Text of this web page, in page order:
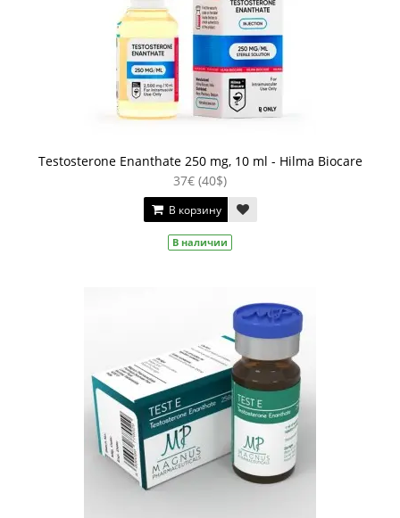
Testosterone Enanthate 250 mg, 10 ml - Hilma Biocare
37€ (40$)
В корзину
В наличии